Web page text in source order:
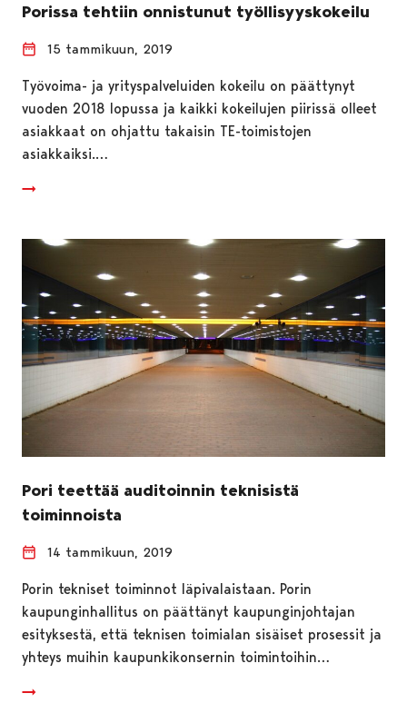
Porissa tehtiin onnistunut työllisyyskokeilu
15 tammikuun, 2019
Työvoima- ja yrityspalveluiden kokeilu on päättynyt
vuoden 2018 lopussa ja kaikki kokeilujen piirissä olleet
asiakkaat on ohjattu takaisin TE-toimistojen
asiakkaiksi.…
Pori teettää auditoinnin teknisistä
toiminnoista
14 tammikuun, 2019
Porin tekniset toiminnot läpivalaistaan. Porin
kaupunginhallitus on päättänyt kaupunginjohtajan
esityksestä, että teknisen toimialan sisäiset prosessit ja
yhteys muihin kaupunkikonsernin toimintoihin…